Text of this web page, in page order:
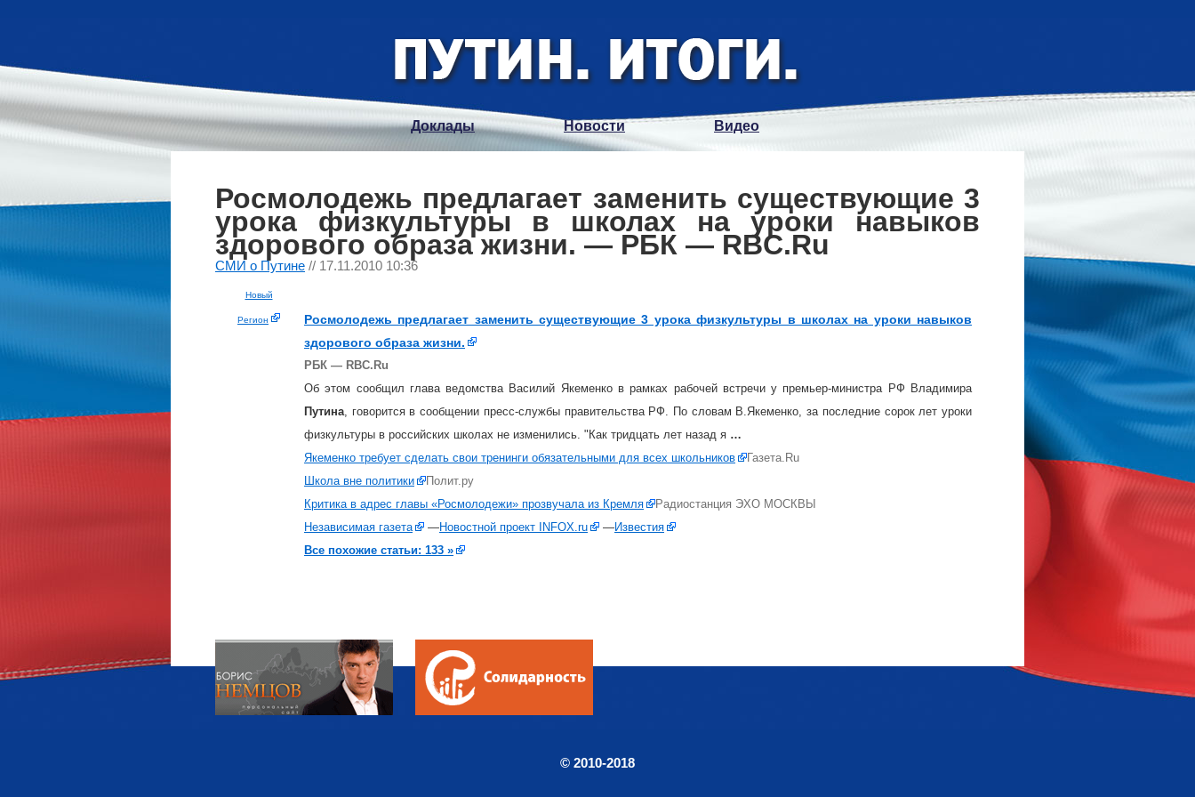
Доклады Новости Видео
Росмолодежь предлагает заменить существующие 3
урока физкультуры в школах на уроки навыков
здорового образа жизни. — РБК — RBC.Ru
СМИ о Путине // 17.11.2010 10:36
Новый
Регион
Росмолодежь предлагает заменить существующие 3 урока физкультуры в школах на уроки навыков
здорового образа жизни.
РБК — RBC.Ru
Об этом сообщил глава ведомства Василий Якеменко в рамках рабочей встречи у премьер-министра РФ Владимира
Путина, говорится в сообщении пресс-службы правительства РФ. По словам В.Якеменко, за последние сорок лет уроки
физкультуры в российских школах не изменились. "Как тридцать лет назад я …
Якеменко требует сделать свои тренинги обязательными для всех школьников
Газета.Ru
Школа вне политики
Полит.ру
Критика в адрес главы «Росмолодежи» прозвучала из Кремля
Радиостанция ЭХО МОСКВЫ
Независимая газета
—Новостной проект INFOX.ru —Известия
Все похожие статьи: 133 »
© 2010-2018